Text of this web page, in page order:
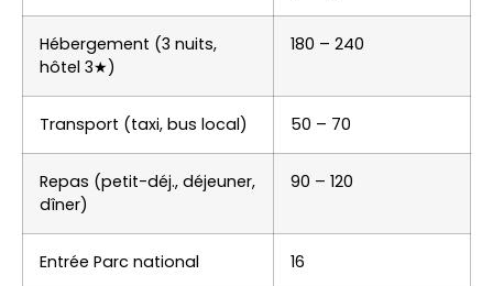
Hébergement (3 nuits,
hôtel 3★)
180 – 240
Transport (taxi, bus local) 50 – 70
Repas (petit-déj., déjeuner,
dîner)
90 – 120
Entrée Parc national 16